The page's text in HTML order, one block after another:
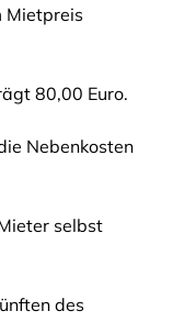
Mietpreis
80,00 Euro.
Nebenkosten
selbst
des